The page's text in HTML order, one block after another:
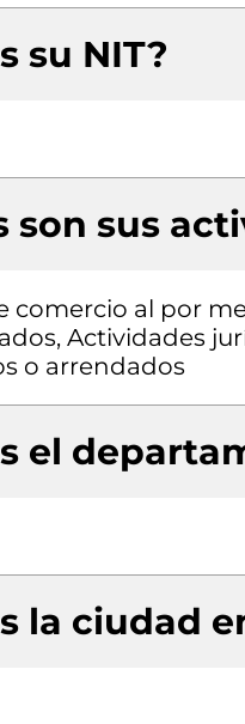
su NIT?
son sus
comercio al por
Actividades
o arrendados
el
la ciudad